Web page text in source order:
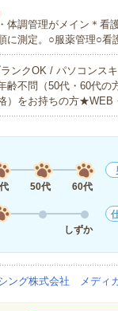
・体調管理がメイン＊
に測定。○服薬管理○
ンクOK / パソコンス
不問（50代・60代の
）をお持ちの方
50代 60代
しずか
ング株式会社 メディ